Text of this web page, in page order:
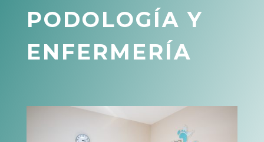
PODOLOGÍA Y
ENFERMERÍA